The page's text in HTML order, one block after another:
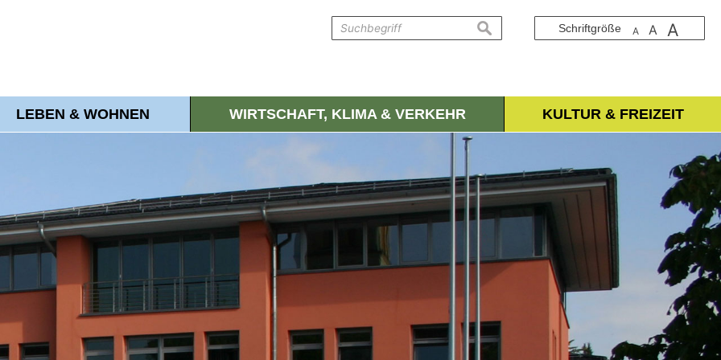
Schriftgröße A A A
suchen
LEBEN & WOHNEN WIRTSCHAFT, KLIMA & VERKEHR KULTUR & FREIZEIT